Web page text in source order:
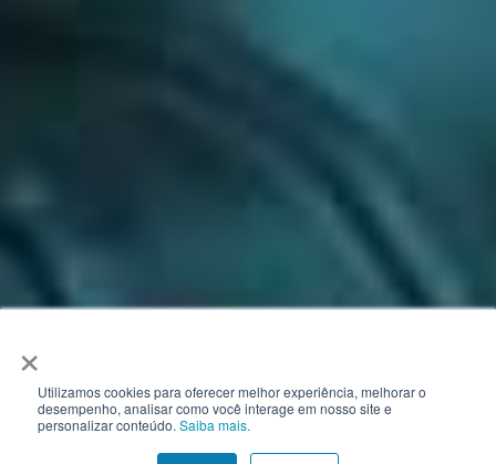
×
Utilizamos cookies para oferecer melhor experiência, melhorar o
desempenho, analisar como você interage em nosso site e
personalizar conteúdo. Saiba mais.